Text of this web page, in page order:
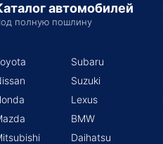
автомобилей
полную пошлину
Subaru
Suzuki
Lexus
BMW
Daihatsu